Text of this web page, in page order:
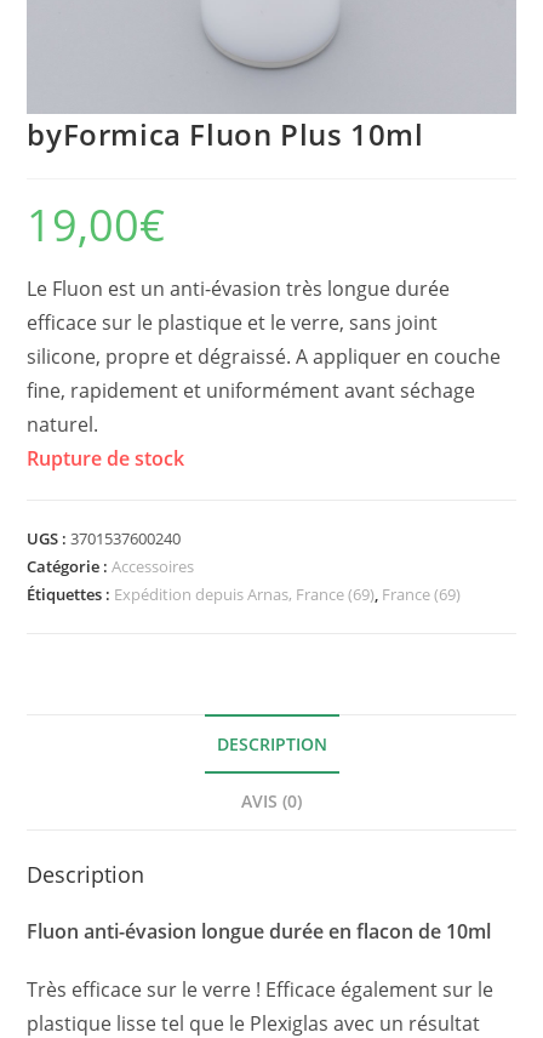
byFormica Fluon Plus 10ml
19,00€
Le Fluon est un anti-évasion très longue durée
efficace sur le plastique et le verre, sans joint
silicone, propre et dégraissé. A appliquer en couche
fine, rapidement et uniformément avant séchage
naturel.
Rupture de stock
UGS :3701537600240
Catégorie :Accessoires
Étiquettes : Expédition depuis Arnas, France (69), France (69)
DESCRIPTION
AVIS (0)
Description
Fluon anti-évasion longue durée en flacon de 10ml
Très efficace sur le verre ! Efficace également sur le
plastique lisse tel que le Plexiglas avec un résultat